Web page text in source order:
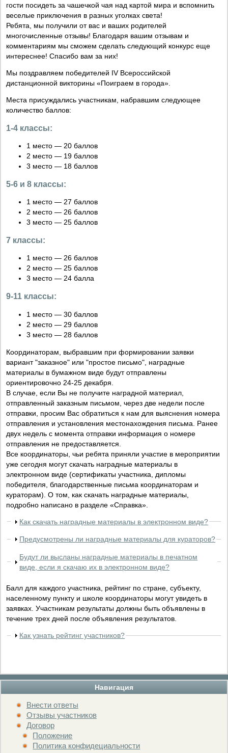
Навигация
Внести ответы
Отзывы участников
Договор
Положение
Политика конфидециальности
гости посидеть за чашечкой чая над картой мира и вспомнить
веселые приключения в разных уголках света!
Ребята, мы получили от вас и ваших родителей
многочисленные отзывы! Благодаря вашим отзывам и
комментариям мы сможем сделать следующий конкурс еще
интереснее! Спасибо вам за них!
Мы поздравляем победителей IV Всероссийской
дистанционной викторины «Поиграем в города».
Места присуждались участникам, набравшим следующее
количество баллов:
1-4 классы:
1 место — 20 баллов
2 место — 19 баллов
3 место — 18 баллов
5-6 и 8 классы:
1 место — 27 баллов
2 место — 26 баллов
3 место — 25 баллов
7 классы:
1 место — 26 баллов
2 место — 25 баллов
3 место — 24 балла
9-11 классы:
1 место — 30 баллов
2 место — 29 баллов
3 место — 28 баллов
Координаторам, выбравшим при формировании заявки
вариант "заказное" или "простое письмо", наградные
материалы в бумажном виде будут отправлены
ориентировочно 24-25 декабря.
В случае, если Вы не получите наградной материал,
отправленный заказным письмом, через две недели после
отправки, просим Вас обратиться к нам для выяснения номера
отправления и установления местонахождения письма. Ранее
двух недель с момента отправки информация о номере
отправления не предоставляется.
Все координаторы, чьи ребята приняли участие в мероприятии
уже сегодня могут скачать наградные материалы в
электронном виде (сертификаты участника, дипломы
победителя, благодарственные письма координаторам и
кураторам). О том, как скачать наградные материалы,
подробно написано в разделе «Справка».
Как скачать наградные материалы в электронном виде?
Предусмотрены ли наградные материалы для кураторов?
Будут ли высланы наградные материалы в печатном
виде, если я скачаю их в электронном виде?
Балл для каждого участника, рейтинг по стране, субъекту,
населенному пункту и школе координаторы могут увидеть в
заявках. Участникам результаты должны быть объявлены в
течение трех дней после объявления результатов.
Как узнать рейтинг участников?